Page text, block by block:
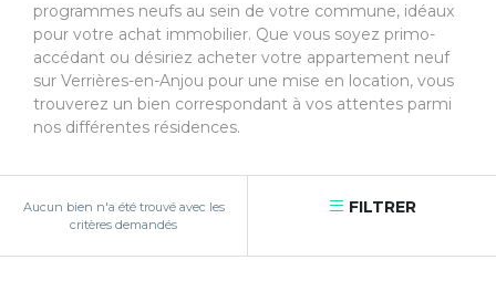
programmes neufs au sein de votre commune, idéaux
pour votre achat immobilier. Que vous soyez primo-
accédant ou désiriez acheter votre appartement neuf
sur Verrières-en-Anjou pour une mise en location, vous
trouverez un bien correspondant à vos attentes parmi
nos différentes résidences.
Aucun bien n'a été trouvé avec les
critères demandés
FILTRER